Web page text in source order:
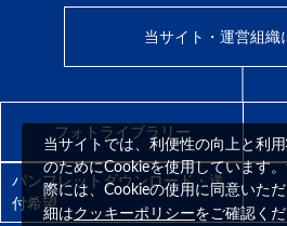
当サイト・運営組織
フォトライブラリー
パンフレットダウンロード・送
付希望
当サイトでは、利便性の向上と利
のためにCookieを使用しています
際には、Cookieの使用に同意いた
細はクッキーポリシーをご確認くだ